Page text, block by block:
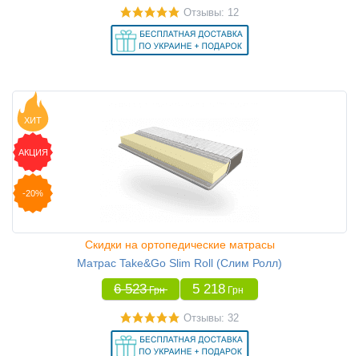
Отзывы: 12
ХИТ
АКЦИЯ
-20%
Скидки на ортопедические матрасы
Матрас Take&Go Slim Roll (Слим Ролл)
6 523 Грн 5 218 Грн
Отзывы: 32